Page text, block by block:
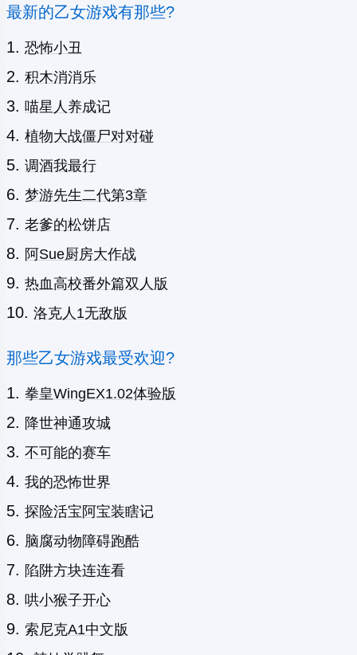
最新的乙女游戏有那些?
恐怖小丑
积木消消乐
喵星人养成记
植物大战僵尸对对碰
调酒我最行
梦游先生二代第3章
老爹的松饼店
阿Sue厨房大作战
热血高校番外篇双人版
洛克人1无敌版
那些乙女游戏最受欢迎?
拳皇WingEX1.02体验版
降世神通攻城
不可能的赛车
我的恐怖世界
探险活宝阿宝装瞎记
脑腐动物障碍跑酷
陷阱方块连连看
哄小猴子开心
索尼克A1中文版